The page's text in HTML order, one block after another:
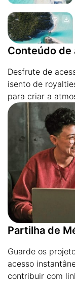
Conteúdo de
Desfrute de
isento de
para criar a
Partilha de
Guarde os
acesso
contribuir com